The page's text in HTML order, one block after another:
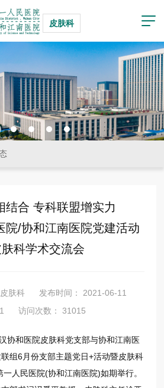
皮肤科
结合 专科联盟增实力
/协和江南医院党建活动
科学术交流会
肤科
发布时间： 2021-06-11
访问次数： 31015
协和医院皮肤科党支部与协和江南医
组6月份支部主题党日+活动暨皮肤科
人民医院(协和江南医院)如期举行。